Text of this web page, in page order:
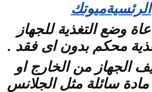
الرئسيةميوتك
وضع التغذية للجهاز
محكم بدون اى فقد .
الجهاز من الخارج او
مادة سائلة مثل الجلانس